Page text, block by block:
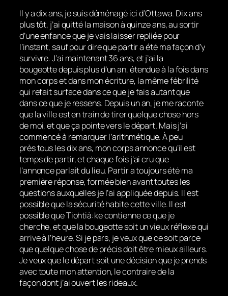
Il y a dix ans, je suis déménagé ici d’Ottawa. Dix ans
plus tôt, j’ai quitté la maison à quinze ans, au sortir
d’une enfance que je vais laisser repliée pour
l’instant, sauf pour dire que partir a été ma façon d’y
survivre. J’ai maintenant 36 ans, et j’ai la
bougeotte depuis plus d’un an, étendue à la fois dans
mon corps et dans mon écriture, la même fébrilité
qui refait surface dans ce que je fais autant que
dans ce que je ressens. Depuis un an, je me raconte
que la ville est en train de tirer quelque chose hors
de moi, et que ça pointe vers le départ. Mais j’ai
commencé à remarquer l’arithmétique. À peu
près tous les dix ans, mon corps annonce qu’il est
temps de partir, et chaque fois j’ai cru que
l’annonce parlait du lieu. Partir a toujours été ma
première réponse, formée bien avant toutes les
questions auxquelles je l’ai appliquée depuis. Il est
possible que la sécurité habite cette ville. Il est
possible que Tiohtià:ke contienne ce que je
cherche, et que la bougeotte soit un vieux réflexe qui
arrive à l’heure. Si je pars, je veux que ce soit parce
que quelque chose de précis doit être mieux ailleurs.
Je veux que le départ soit une décision que je prends
avec toute mon attention, le contraire de la
façon dont j’ai ouvert les rideaux.